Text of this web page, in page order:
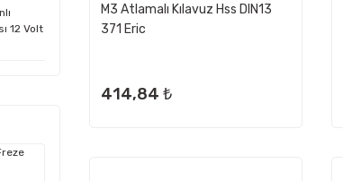
12 Volt
M3 Atlamalı Kılavuz Hss DIN13
371 Eric
414,84 ₺